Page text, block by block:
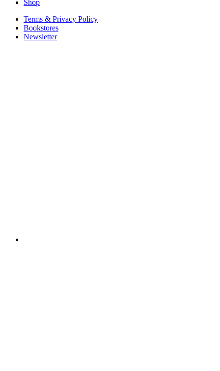
Shop
Terms & Privacy Policy
Bookstores
Newsletter